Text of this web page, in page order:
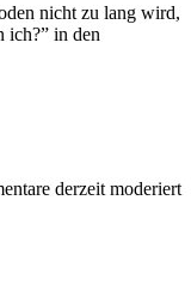
nicht zu lang wird,
ich?” in den
derzeit moderiert